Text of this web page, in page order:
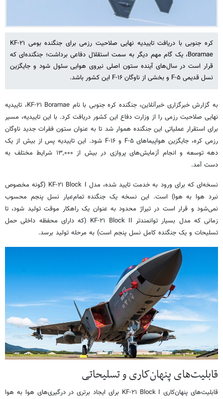
کره جنوبی با دریافت تاییدیه نهایی صلاحیت رزمی برای جنگنده بومی KF-۲۱
Boramae، یک گام مهم دیگر به سمت استقلال دفاعی برداشت؛ جنگنده‌ای که
قرار است در سال‌های آینده ستون اصلی نیروی هوایی سئول شود و جایگزین
نسل قدیمی F-۵ و بخشی از ناوگان F-۱۶ این کشور باشد.
به گزارش خبرگزاری خبرآنلاین، جنگنده کره جنوبی با نام KF-۲۱ Boramae، تاییدیه
نهایی صلاحیت رزمی را از وزارت دفاع این کشور دریافت کرد. با این تاییدیه، مسیر
برای استقرار عملیاتی این جنگنده هموار شد تا به عنوان ستون فقرات جدید ناوگان
رزمی کره، جایگزین هواپیماهای F-۵ و F-۱۶ شود. این تاییدیه پس از بیش از یک
دهه توسعه و انجام آزمایش‌های پروازی در بیش از ۱۳,۰۰۰ شرایط مختلف به
دست آمد.
نسخه‌ای که برای ورود به خدمت تایید شده، مدل KF-۲۱ Block I (گونه مخصوص
نبرد هوا به‌ هوا) است. این نسخه یک جنگنده تمام‌عیار نسل پنجم محسوب
نمی‌شود و قرار است در تیراژ محدود به عنوان یک راهکار موقت تولید شود، تا
زمانی که مدل بسیار توانمندتر KF-۲۱ Block II (که دارای محفظه داخلی حمل
تسلیحات و یک جنگنده کامل نسل پنجم است) به مرحله تولید برسد.
قابلیت‌های پنهان‌کاری و تسلیحاتی
قابلیت‌های پنهان‌کاری KF-۲۱ Block I برای ایجاد برتری در درگیری‌های هوا به‌ هوا